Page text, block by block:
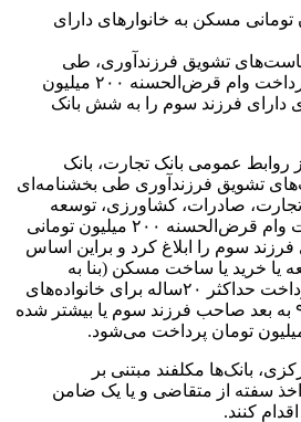
تشویق فرزندآوری، طی
بخشنامه‌ای دستورالعمل پرداخت وام قرض‌الحسنه ۲۰۰ میلیون
دارای فرزند سوم را به شش بانک
روابط عمومی بانک تجارت، بانک
تشویق فرزندآوری طی بخشنامه‌ای
صادرات، کشاورزی، توسعه
تعاون و پست بانک، پرداخت وام قرض‌الحسنه ۲۰۰ میلیون تومانی
سوم را ابلاغ کرد و براین اساس
یا خرید یا ساخت مسکن (بنا به
درخواست خانواده) با بازپرداخت حداکثر ۲۰ساله برای خانواده‌های
فاقد مسکن که در سال ۹۹ به بعد صاحب فرزند سوم یا بیشتر شده
بانک‌ها مکلفند مبتنی بر
اخذ سفته از متقاضی و یا یک ضامن
کنند.